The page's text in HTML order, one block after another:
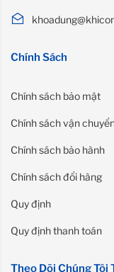
Chính Sách
Chính sách bảo mật
Chính sách vận
Chính sách bảo hành
Chính sách đổi hàng
Quy định
Quy định thanh toán
Theo Dõi Chúng Tôi